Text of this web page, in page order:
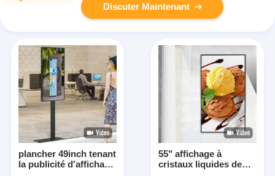
Discuter Maintenant
plancher 49inch tenant
la publicité d'affichage
55" affichage à
cristaux liquides de